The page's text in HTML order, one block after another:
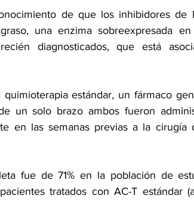
de que los inhibidores de
una enzima sobreexpresada
diagnosticados, que está
un solo brazo ambos fueron
en las semanas previas a la cirugía
fue de 71% en la población de